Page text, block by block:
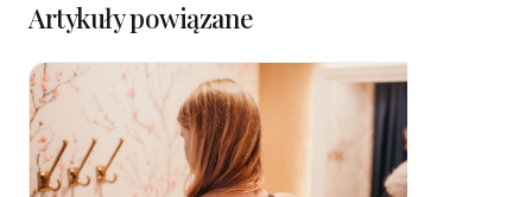
Artykuły powiązane